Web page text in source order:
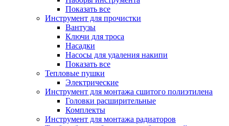
Показать все
Инструмент для прочистки
Вантузы
Ключи для троса
Насадки
Насосы для удаления накипи
Показать все
Тепловые пушки
Электрические
Инструмент для монтажа сшитого полиэтилена
Головки расширительные
Комплекты
Инструмент для монтажа радиаторов